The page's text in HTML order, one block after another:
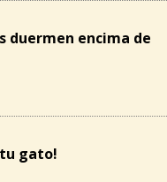
duermen encima de
gato!